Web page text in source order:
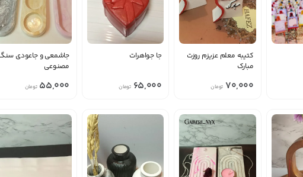
کتیبه معلم عزیزم روزت
مبارک
70,000 تومان
جا جواهرات
65,000 تومان
جاشمعی و جاعودی
مصنوعی
55,000 تومان